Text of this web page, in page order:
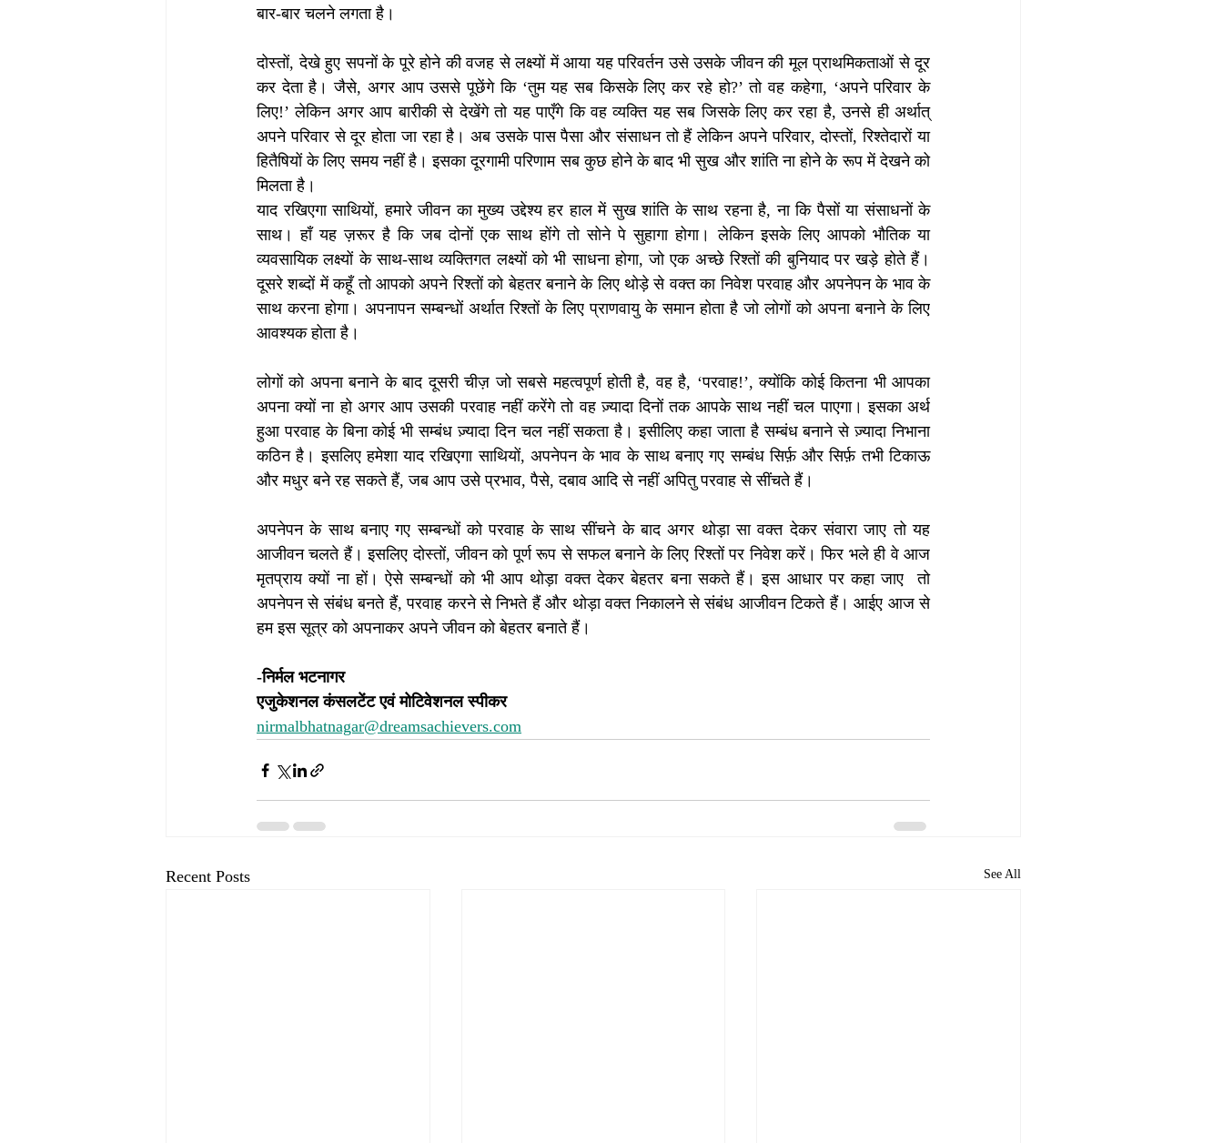
बार-बार चलने लगता है।
दोस्तों, देखे हुए सपनों के पूरे होने की वजह से लक्ष्यों में आया यह परिवर्तन उसे उसके जीवन की मूल प्राथमिकताओं से दूर
कर देता है। जैसे, अगर आप उससे पूछेंगे कि ‘तुम यह सब किसके लिए कर रहे हो?’ तो वह कहेगा, ‘अपने परिवार के
लिए!’ लेकिन अगर आप बारीकी से देखेंगे तो यह पाएँगे कि वह व्यक्ति यह सब जिसके लिए कर रहा है, उनसे ही अर्थात्
अपने परिवार से दूर होता जा रहा है। अब उसके पास पैसा और संसाधन तो हैं लेकिन अपने परिवार, दोस्तों, रिश्तेदारों या
हितैषियों के लिए समय नहीं है। इसका दूरगामी परिणाम सब कुछ होने के बाद भी सुख और शांति ना होने के रूप में देखने को
मिलता है।
याद रखिएगा साथियों, हमारे जीवन का मुख्य उद्देश्य हर हाल में सुख शांति के साथ रहना है, ना कि पैसों या संसाधनों के
साथ। हाँ यह ज़रूर है कि जब दोनों एक साथ होंगे तो सोने पे सुहागा होगा। लेकिन इसके लिए आपको भौतिक या
व्यवसायिक लक्ष्यों के साथ-साथ व्यक्तिगत लक्ष्यों को भी साधना होगा, जो एक अच्छे रिश्तों की बुनियाद पर खड़े होते हैं।
दूसरे शब्दों में कहूँ तो आपको अपने रिश्तों को बेहतर बनाने के लिए थोड़े से वक्त का निवेश परवाह और अपनेपन के भाव के
साथ करना होगा। अपनापन सम्बन्धों अर्थात रिश्तों के लिए प्राणवायु के समान होता है जो लोगों को अपना बनाने के लिए
आवश्यक होता है।
लोगों को अपना बनाने के बाद दूसरी चीज़ जो सबसे महत्वपूर्ण होती है, वह है, ‘परवाह!’, क्योंकि कोई कितना भी आपका
अपना क्यों ना हो अगर आप उसकी परवाह नहीं करेंगे तो वह ज़्यादा दिनों तक आपके साथ नहीं चल पाएगा। इसका अर्थ
हुआ परवाह के बिना कोई भी सम्बंध ज़्यादा दिन चल नहीं सकता है। इसीलिए कहा जाता है सम्बंध बनाने से ज़्यादा निभाना
कठिन है। इसलिए हमेशा याद रखिएगा साथियों, अपनेपन के भाव के साथ बनाए गए सम्बंध सिर्फ़ और सिर्फ़ तभी टिकाऊ
और मधुर बने रह सकते हैं, जब आप उसे प्रभाव, पैसे, दबाव आदि से नहीं अपितु परवाह से सींचते हैं।
अपनेपन के साथ बनाए गए सम्बन्धों को परवाह के साथ सींचने के बाद अगर थोड़ा सा वक्त देकर संवारा जाए तो यह
आजीवन चलते हैं। इसलिए दोस्तों, जीवन को पूर्ण रूप से सफल बनाने के लिए रिश्तों पर निवेश करें। फिर भले ही वे आज
मृतप्राय क्यों ना हों। ऐसे सम्बन्धों को भी आप थोड़ा वक्त देकर बेहतर बना सकते हैं। इस आधार पर कहा जाए  तो
अपनेपन से संबंध बनते हैं, परवाह करने से निभते हैं और थोड़ा वक्त निकालने से संबंध आजीवन टिकते हैं। आईए आज से
हम इस सूत्र को अपनाकर अपने जीवन को बेहतर बनाते हैं।
-निर्मल भटनागर
एजुकेशनल कंसलटेंट एवं मोटिवेशनल स्पीकर
nirmalbhatnagar@dreamsachievers.com
Recent Posts See All